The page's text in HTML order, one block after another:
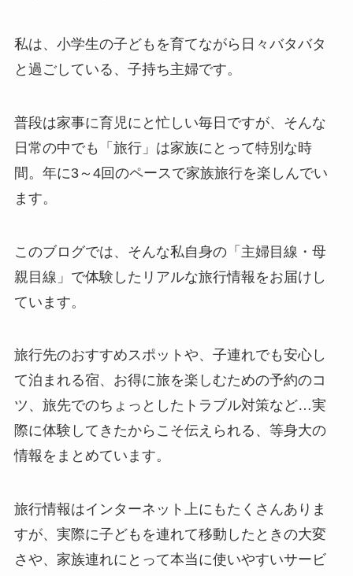
私は、小学生の子どもを育てながら日々バタバタ
と過ごしている、子持ち主婦です。
普段は家事に育児にと忙しい毎日ですが、そんな
日常の中でも「旅行」は家族にとって特別な時
間。年に3～4回のペースで家族旅行を楽しんでい
ます。
このブログでは、そんな私自身の「主婦目線・母
親目線」で体験したリアルな旅行情報をお届けし
ています。
旅行先のおすすめスポットや、子連れでも安心し
て泊まれる宿、お得に旅を楽しむための予約のコ
ツ、旅先でのちょっとしたトラブル対策など…実
際に体験してきたからこそ伝えられる、等身大の
情報をまとめています。
旅行情報はインターネット上にもたくさんありま
すが、実際に子どもを連れて移動したときの大変
さや、家族連れにとって本当に使いやすいサービ